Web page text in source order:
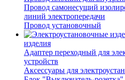
Провод самонесущий
линий электропередачи
Провод установочный
изделия
Адаптер переходный для
устройств
Аксессуары для